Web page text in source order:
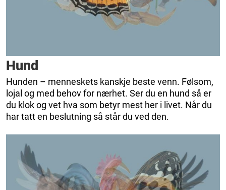
Hund
Hunden – menneskets kanskje beste venn. Følsom,
lojal og med behov for nærhet. Ser du en hund så er
du klok og vet hva som betyr mest her i livet. Når du
har tatt en beslutning så står du ved den.